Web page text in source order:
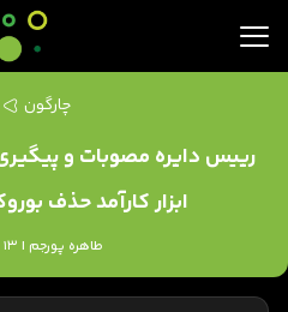
چارگون
رییس دایره مصوبات و پیگیری
ابزار کارآمد حذف
طاهره پورجم | 13 بهمن 1398